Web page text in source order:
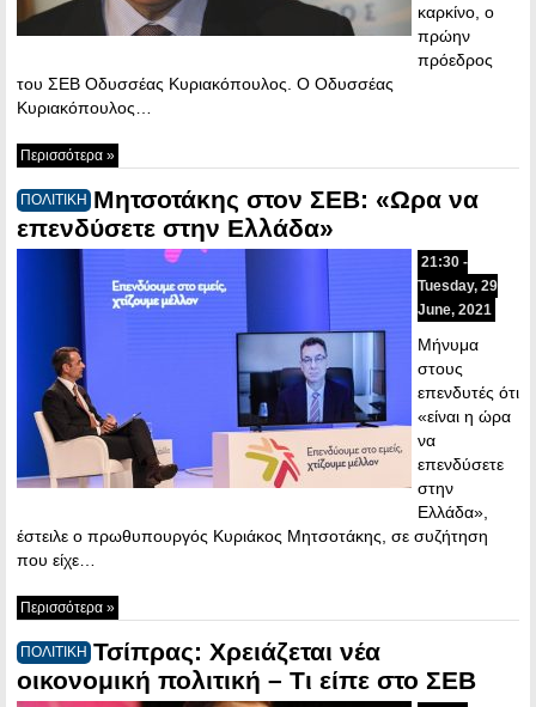
καρκίνο, ο
πρώην
πρόεδρος
του ΣΕΒ Οδυσσέας Κυριακόπουλος. O Οδυσσέας
Κυριακόπουλος…
Περισσότερα »
ΠΟΛΙΤΙΚΗ Mητσοτάκης στον ΣΕΒ: «Ωρα να
επενδύσετε στην Ελλάδα»
21:30 -
Tuesday, 29
June, 2021
Μήνυμα
στους
επενδυτές ότι
«είναι η ώρα
να
επενδύσετε
στην
Ελλάδα»,
έστειλε ο πρωθυπουργός Κυριάκος Μητσοτάκης, σε συζήτηση
που είχε…
Περισσότερα »
ΠΟΛΙΤΙΚΗ Τσίπρας: Χρειάζεται νέα
οικονομική πολιτική – Τι είπε στο ΣΕΒ